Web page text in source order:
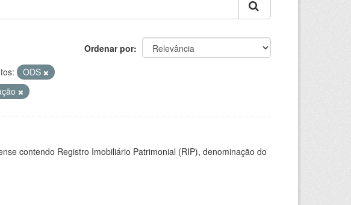
Ordenar por
ODS
contendo Registro Imobiliário Patrimonial (RIP), denominação do